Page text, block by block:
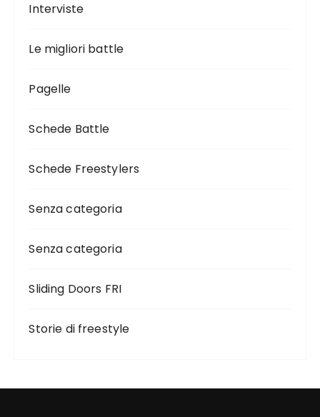
Interviste
Le migliori battle
Pagelle
Schede Battle
Schede Freestylers
Senza categoria
Senza categoria
Sliding Doors FRI
Storie di freestyle